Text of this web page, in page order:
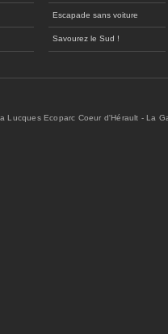
Escapade sans voiture
Savourez le Sud !
Lucques Ecoparc Coeur d'Hérault - La